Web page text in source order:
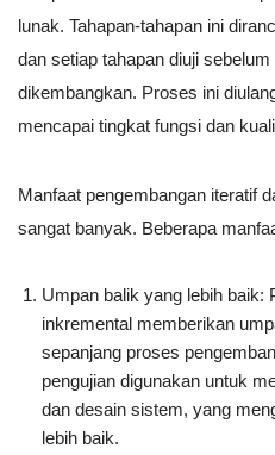
lunak. Tahapan-tahapan ini
dan setiap tahapan diuji
dikembangkan. Proses ini
mencapai tingkat fungsi dan
Manfaat pengembangan iteratif
sangat banyak. Beberapa
Umpan balik yang lebih baik:
inkremental memberikan
sepanjang proses
pengujian digunakan untuk
dan desain sistem, yang
lebih baik.